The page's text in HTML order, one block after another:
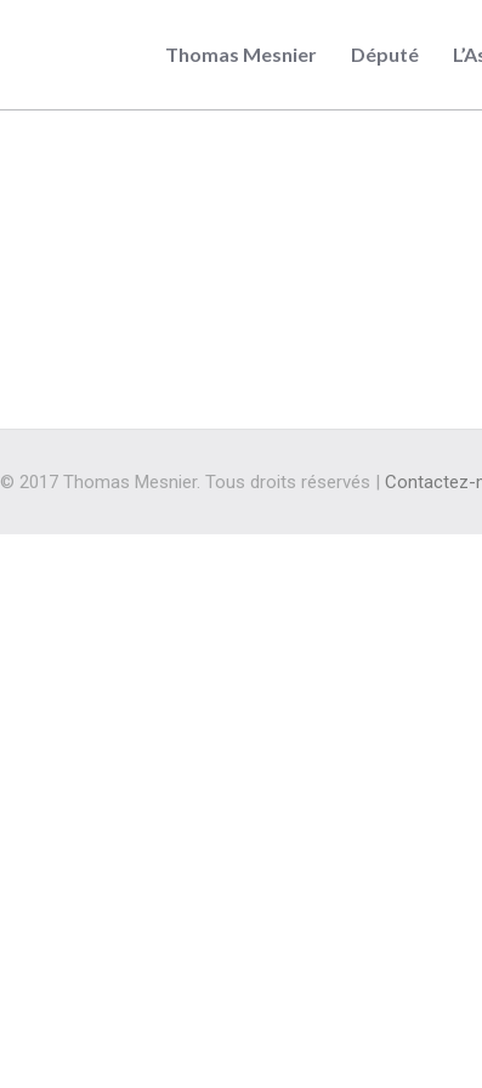
Thomas Mesnier Député
© 2017 Thomas Mesnier. Tous droits réservés |Contactez-